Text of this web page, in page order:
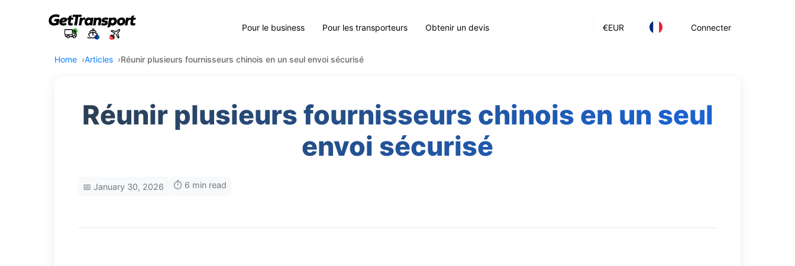
€EUR Connecter
Pour le business Pour les transporteurs Obtenir un devis
Home Articles Réunir plusieurs fournisseurs chinois en un seul envoi sécurisé
Réunir plusieurs fournisseurs chinois en un seul
envoi sécurisé
📅 January 30, 2026 ⏱️ 6 min read